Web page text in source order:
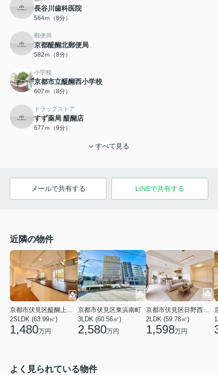
長谷川歯科医院
564ｍ（8分）
郵便局
京都醍醐北郵便局
582ｍ（8分）
小学校
京都市立醍醐西小学校
607ｍ（8分）
ドラッグストア
すず薬局 醍醐店
677ｍ（9分）
すべて見る
メールで共有する LINEで共有する
近隣の物件
京都市伏見区醍醐上ノ山町
2SLDK (63.99㎡)
1,480万円
京都市伏見区東浜南町
3LDK (60.56㎡)
2,580万円
京都市伏見区日野西風呂町
2LDK (59.78㎡)
1,598万円
よく見られている物件